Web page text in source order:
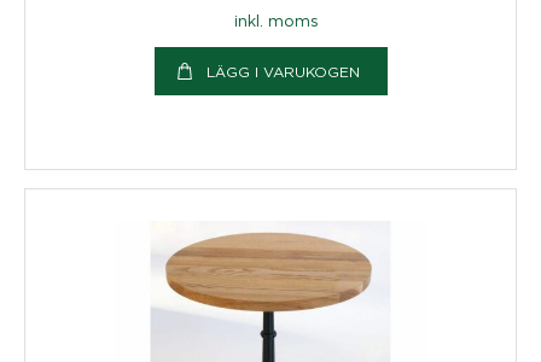
inkl. moms
LÄGG I VARUKOGEN